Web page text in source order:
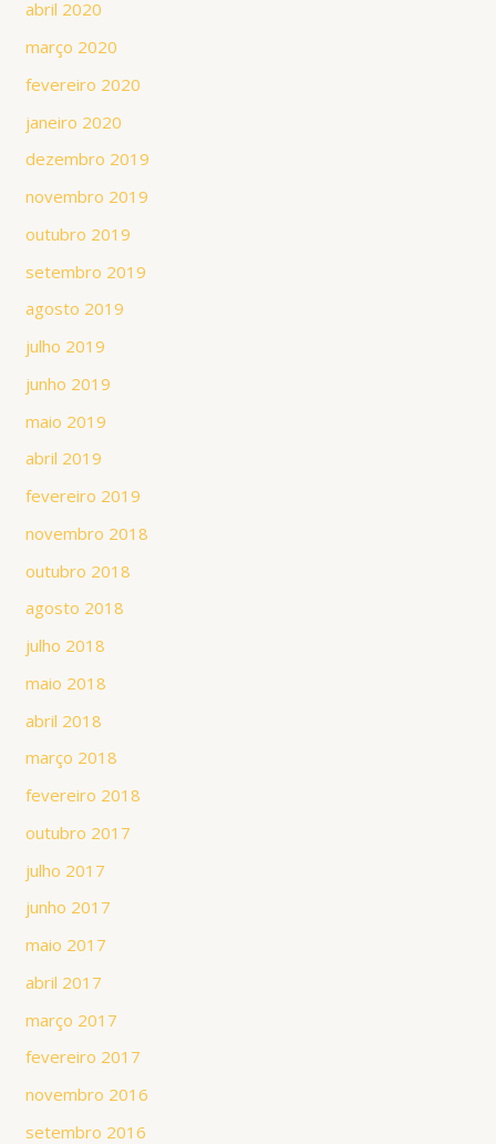
abril 2020
março 2020
fevereiro 2020
janeiro 2020
dezembro 2019
novembro 2019
outubro 2019
setembro 2019
agosto 2019
julho 2019
junho 2019
maio 2019
abril 2019
fevereiro 2019
novembro 2018
outubro 2018
agosto 2018
julho 2018
maio 2018
abril 2018
março 2018
fevereiro 2018
outubro 2017
julho 2017
junho 2017
maio 2017
abril 2017
março 2017
fevereiro 2017
novembro 2016
setembro 2016